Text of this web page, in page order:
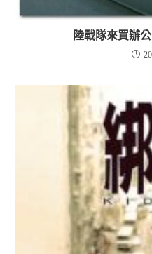
陸戰隊來買辦